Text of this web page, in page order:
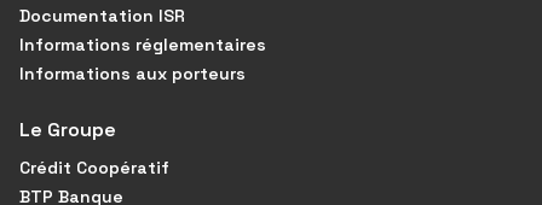
Documentation ISR
Informations réglementaires
Informations aux porteurs
Le Groupe
Crédit Coopératif
BTP Banque